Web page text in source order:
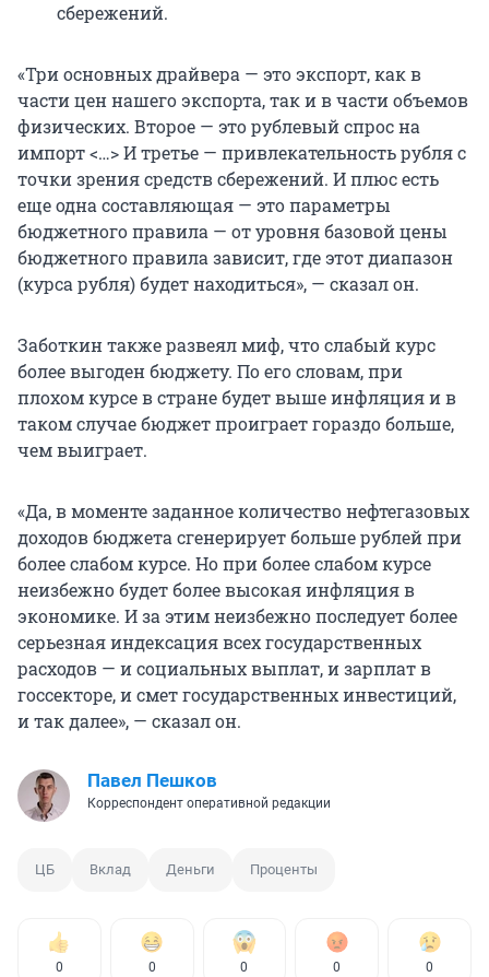
сбережений.
«Три основных драйвера — это экспорт, как в
части цен нашего экспорта, так и в части объемов
физических. Второе — это рублевый спрос на
импорт <…> И третье — привлекательность рубля с
точки зрения средств сбережений. И плюс есть
еще одна составляющая — это параметры
бюджетного правила — от уровня базовой цены
бюджетного правила зависит, где этот диапазон
(курса рубля) будет находиться», — сказал он.
Заботкин также развеял миф, что слабый курс
более выгоден бюджету. По его словам, при
плохом курсе в стране будет выше инфляция и в
таком случае бюджет проиграет гораздо больше,
чем выиграет.
«Да, в моменте заданное количество нефтегазовых
доходов бюджета сгенерирует больше рублей при
более слабом курсе. Но при более слабом курсе
неизбежно будет более высокая инфляция в
экономике. И за этим неизбежно последует более
серьезная индексация всех государственных
расходов — и социальных выплат, и зарплат в
госсекторе, и смет государственных инвестиций,
и так далее», — сказал он.
Павел Пешков
Корреспондент оперативной редакции
ЦБ Вклад Деньги Проценты
0 0 0 0 0